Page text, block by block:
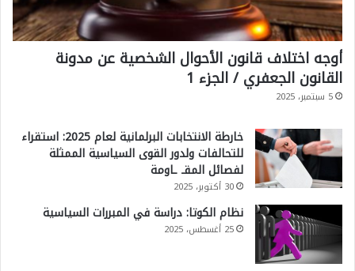
أوجه اختلاف قانون الأحوال الشخصية عن مدونة
القانون الجعفري / الجزء 1
5 سبتمبر، 2025
خارطة الانتخابات البرلمانية لعام 2025: استقراء
للتحالفات ولدور القوى السياسية الممثلة
لفصائل المقـ ـاومة
30 أكتوبر، 2025
نظام الكوتا: دراسة في المبررات السياسية
25 أغسطس، 2025